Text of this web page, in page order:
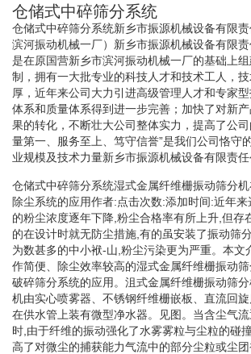
仓储式中碎筛分系统
仓储式中碎筛分系统新乡市振源机械设备有限
滨河振动机械一厂）新乡市振源机械设备有限责
是在原国营新乡市滨河振动机械一厂的基础上
制，拥有一大批专业的科技人才和技术工人，
厚，近年来公司大力引进高级管理人才和专家
体系和质量体系得到进一步完善；加快了对新
果的转化，不断壮大公司整体实力，提高了公
量第一、服务至上、笃守信誉”是我们公司恪守
业规模及技术力量新乡市振源机械设备有限责任
仓储式中碎筛分系统湿式金属纤维栅振动筛分
除尘系统的应用作者:点击次数:添加时间:近年
的粉尘浓度逐年下降,粉尘合格率有所上升,但存
的在设计时就无防尘措施,有的虽安装了振动筛
为数甚多的中小袱-山,粉尘污染更为严重。本文
作简便、除尘效率较高的湿式金属纤维栅振动
破碎筛分系统的应用。沮式金属纤维栅振动筛
机由实心喷雾器、不锈钢纤维栅嵌板、直流回
在供水管上装有微型净水器。见图。当含尘气
时,由于纤维的振动强化了水雾雾粒与尘粒的碰
高了对微尘的捕获能力气流中的部分尘粒或尘